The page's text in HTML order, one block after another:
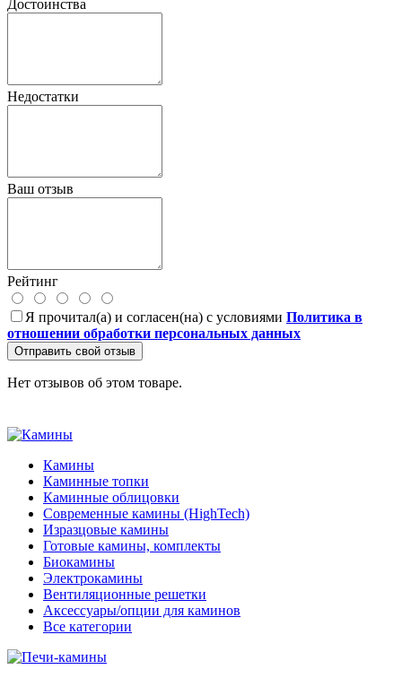
Достоинства
Недостатки
Ваш отзыв
Рейтинг
Я прочитал(а) и согласен(на) с условиями Политика в
отношении обработки персональных данных
Отправить свой отзыв
Нет отзывов об этом товаре.
Камины
Каминные топки
Каминные облицовки
Современные камины (HighTech)
Изразцовые камины
Готовые камины, комплекты
Биокамины
Электрокамины
Вентиляционные решетки
Аксессуары/опции для каминов
Все категории